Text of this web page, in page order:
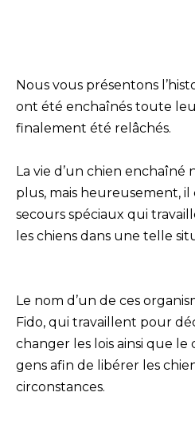
Nous vous présentons
ont été enchaînés toute
finalement été relâchés.
La vie d’un chien enchaîné
plus, mais heureusement,
secours spéciaux qui
les chiens dans une telle
Le nom d’un de ces
Fido, qui travaillent pour
changer les lois ainsi que
gens afin de libérer les
circonstances.